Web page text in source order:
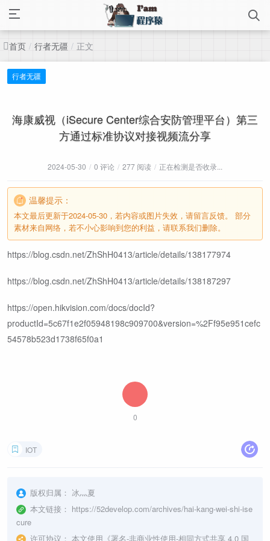
首页 / 行者无疆 / 正文
行者无疆
海康威视（iSecure Center综合安防管理平台）第三
方通过标准协议对接视频流分享
2024-05-30 / 0 评论 / 277 阅读 / 正在检测是否收录...
温馨提示：
本文最后更新于2024-05-30，若内容或图片失效，请留言反馈。 部分
素材来自网络，若不小心影响到您的利益，请联系我们删除。
https://blog.csdn.net/ZhShH0413/article/details/138177974
https://blog.csdn.net/ZhShH0413/article/details/138187297
https://open.hikvision.com/docs/docId?
productId=5c67f1e2f05948198c909700&version=%2Ff95e951cefc
54578b523d1738f65f0a1
0
IOT
版权归属： 冰灬夏
本文链接： https://52develop.com/archives/hai-kang-wei-shi-ise
cure
许可协议： 本文使用《署名-非商业性使用-相同方式共享 4.0 国